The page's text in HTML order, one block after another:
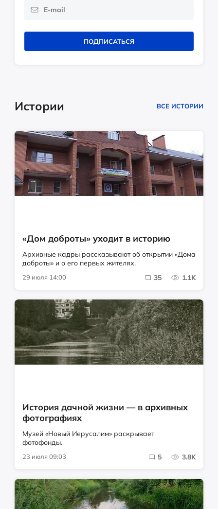
ПОДПИСАТЬСЯ
Истории ВСЕ ИСТОРИИ
«Дом доброты» уходит в историю
Архивные кадры рассказывают об открытии «Дома
доброты» и о его первых жителях.
29 июля 14:00 35 1.1K
История дачной жизни — в архивных
фотографиях
Музей «Новый Иерусалим» раскрывает
фотофонды.
23 июля 09:03 5 3.8K